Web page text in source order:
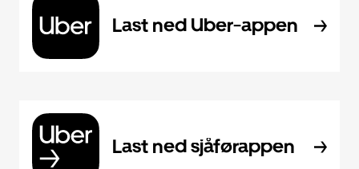
Last ned Uber-appen
Last ned sjåførappen